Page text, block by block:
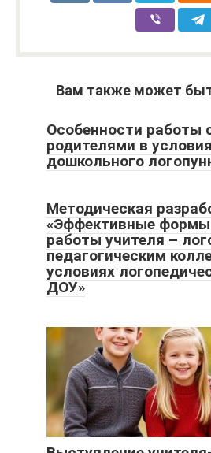
Вам также может
Особенности работы
родителями в
дошкольного
Методическая
«Эффективные
работы учителя –
педагогическим
условиях
ДОУ»